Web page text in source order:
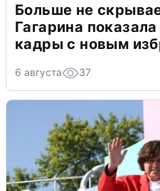
Больше не
Гагарина
кадры с новым
6 августа 37